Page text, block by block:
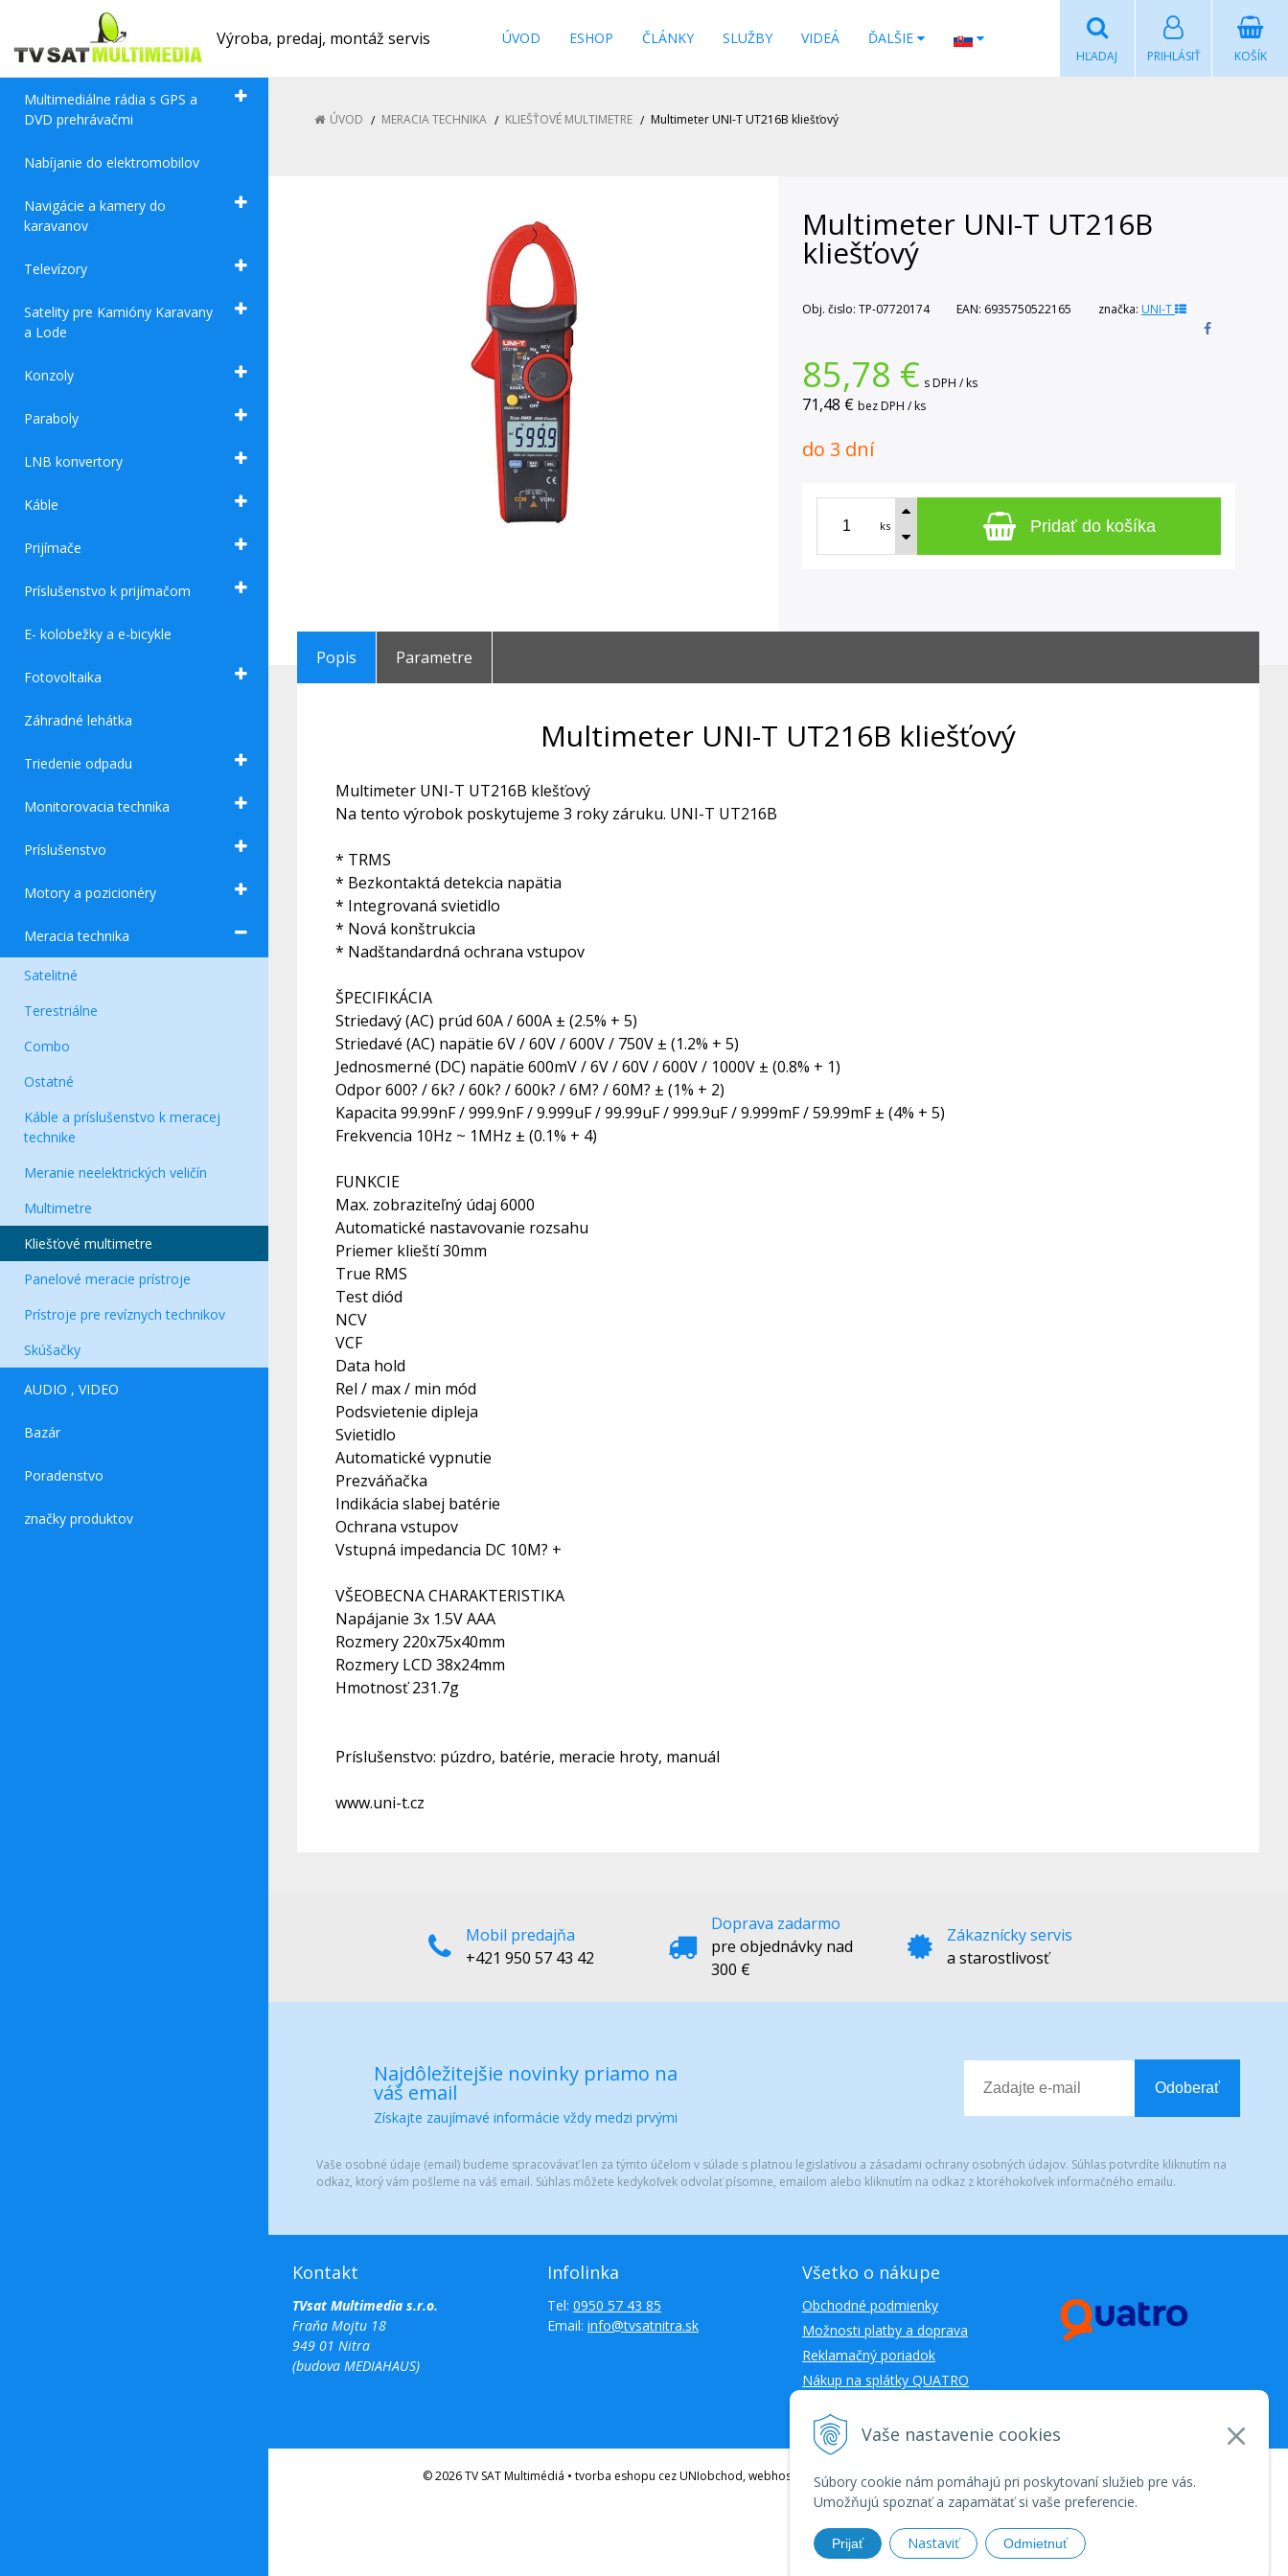
Vaše nastavenie cookies
Súbory cookie nám pomáhajú pri poskytovaní služieb pre vás.
Umožňujú spoznať a zapamätať si vaše preferencie.
Prijať Nastaviť Odmietnuť
Výroba, predaj, montáž servis ÚVOD ESHOP ČLÁNKY SLUŽBY VIDEÁ ĎALŠIE
KOŠÍK
PRIHLÁSIŤ
HĽADAJ
Multimediálne rádia s GPS a
DVD prehrávačmi
Nabíjanie do elektromobilov
Navigácie a kamery do
karavanov
Televízory
Satelity pre Kamióny Karavany
a Lode
Konzoly
Paraboly
LNB konvertory
Káble
Prijímače
Príslušenstvo k prijímačom
E- kolobežky a e-bicykle
Fotovoltaika
Záhradné lehátka
Triedenie odpadu
Monitorovacia technika
Príslušenstvo
Motory a pozicionéry
Meracia technika
Satelitné
Terestriálne
Combo
Ostatné
Káble a príslušenstvo k meracej
technike
Meranie neelektrických veličín
Multimetre
Kliešťové multimetre
Panelové meracie prístroje
Prístroje pre revíznych technikov
Skúšačky
AUDIO , VIDEO
Bazár
Poradenstvo
značky produktov
ÚVOD MERACIA TECHNIKA KLIEŠŤOVÉ MULTIMETRE Multimeter UNI-T UT216B kliešťový
Multimeter UNI-T UT216B
kliešťový
Obj. čislo: TP-07720174 EAN: 6935750522165 značka: UNI-T
85,78 € s DPH / ks
71,48 € bez DPH / ks
do 3 dní
ks Pridať do košíka
Popis Parametre
Multimeter UNI-T UT216B kliešťový
Multimeter UNI-T UT216B klešťový
Na tento výrobok poskytujeme 3 roky záruku. UNI-T UT216B
* TRMS
* Bezkontaktá detekcia napätia
* Integrovaná svietidlo
* Nová konštrukcia
* Nadštandardná ochrana vstupov
ŠPECIFIKÁCIA
Striedavý (AC) prúd 60A / 600A ± (2.5% + 5)
Striedavé (AC) napätie 6V / 60V / 600V / 750V ± (1.2% + 5)
Jednosmerné (DC) napätie 600mV / 6V / 60V / 600V / 1000V ± (0.8% + 1)
Odpor 600? / 6k? / 60k? / 600k? / 6M? / 60M? ± (1% + 2)
Kapacita 99.99nF / 999.9nF / 9.999uF / 99.99uF / 999.9uF / 9.999mF / 59.99mF ± (4% + 5)
Frekvencia 10Hz ~ 1MHz ± (0.1% + 4)
FUNKCIE
Max. zobraziteľný údaj 6000
Automatické nastavovanie rozsahu
Priemer klieští 30mm
True RMS
Test diód
NCV
VCF
Data hold
Rel / max / min mód
Podsvietenie dipleja
Svietidlo
Automatické vypnutie
Prezváňačka
Indikácia slabej batérie
Ochrana vstupov
Vstupná impedancia DC 10M? +
VŠEOBECNA CHARAKTERISTIKA
Napájanie 3x 1.5V AAA
Rozmery 220x75x40mm
Rozmery LCD 38x24mm
Hmotnosť 231.7g
Príslušenstvo: púzdro, batérie, meracie hroty, manuál
www.uni-t.cz
Mobil predajňa
+421 950 57 43 42
Doprava zadarmo
pre objednávky nad
300 €
Zákaznícky servis
a starostlivosť
Najdôležitejšie novinky priamo na
váš email
Získajte zaujímavé informácie vždy medzi prvými
Odoberať
Vaše osobné údaje (email) budeme spracovávať len za týmto účelom v súlade s platnou legislatívou a zásadami ochrany osobných údajov. Súhlas potvrdíte kliknutím na
odkaz, ktorý vám pošleme na váš email. Súhlas môžete kedykoľvek odvolať písomne, emailom alebo kliknutím na odkaz z ktoréhokoľvek informačného emailu.
Kontakt
TVsat Multimedia s.r.o.
Fraňa Mojtu 18
949 01 Nitra
(budova MEDIAHAUS)
Infolinka
Tel: 0950 57 43 85
Email: info@tvsatnitra.sk
Všetko o nákupe
Obchodné podmienky
Možnosti platby a doprava
Reklamačný poriadok
Nákup na splátky QUATRO
© 2026 TV SAT Multimédiá • tvorba eshopu cez UNIobchod, webhosting spoločnosti WEBYGROUP • dbartzvyšovanie návštevnosti•